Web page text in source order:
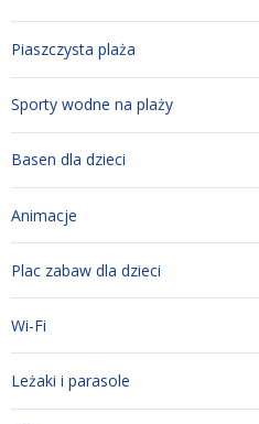
Piaszczysta plaża
Sporty wodne na plaży
Basen dla dzieci
Animacje
Plac zabaw dla dzieci
Wi-Fi
Leżaki i parasole